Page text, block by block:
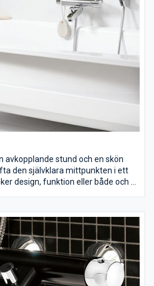
avkopplande stund och en skön
den självklara mittpunkten i ett
design, funktion eller både och så
badkar både mindre halkigt och